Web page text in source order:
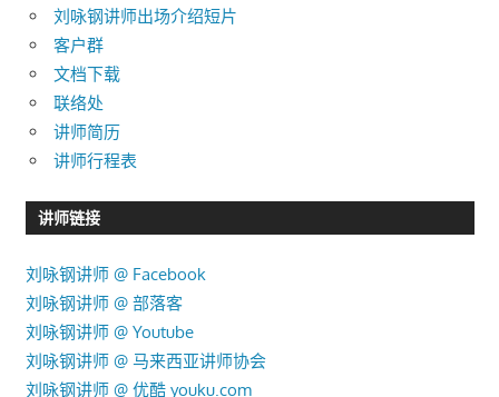
刘咏钢讲师出场介绍短片
客户群
文档下载
联络处
讲师简历
讲师行程表
讲师链接
刘咏钢讲师 @ Facebook
刘咏钢讲师 @ 部落客
刘咏钢讲师 @ Youtube
刘咏钢讲师 @ 马来西亚讲师协会
刘咏钢讲师 @ 优酷 youku.com